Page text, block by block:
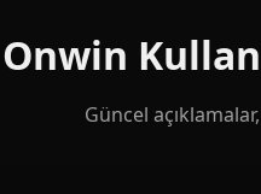
Onwin
Güncel